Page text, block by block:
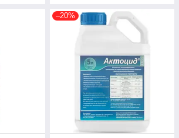
–20%